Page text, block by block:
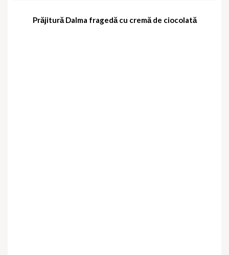
Prăjitură Dalma fragedă cu cremă de ciocolată